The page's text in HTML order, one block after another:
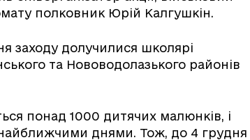
полковник Юрій Калгушкін.
заходу долучилися школярі
та Нововодолазького районів
понад 1000 дитячих малюнків, і
днями. Тож, до 4 грудня